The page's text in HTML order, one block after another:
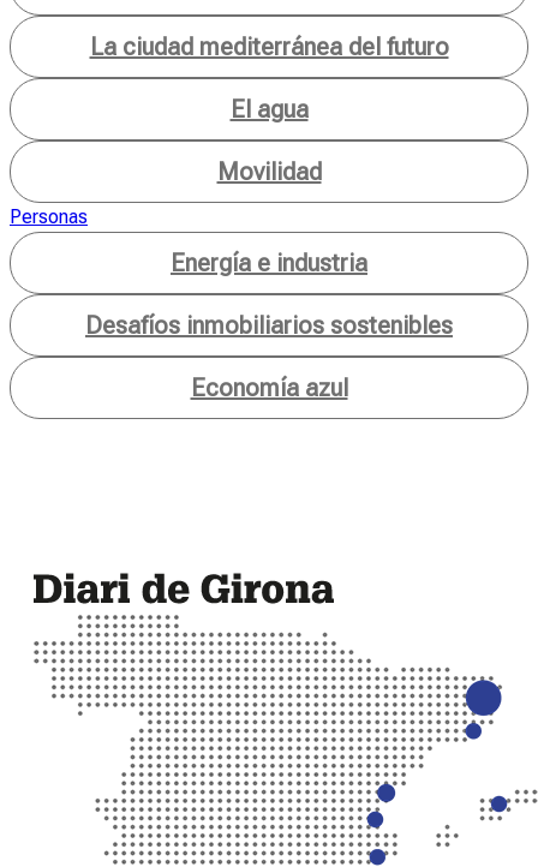
La ciudad mediterránea del futuro
El agua
Movilidad
Personas
Energía e industria
Desafíos inmobiliarios sostenibles
Economía azul